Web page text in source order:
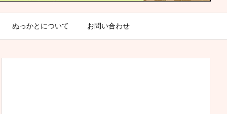
ぬっかとについて お問い合わせ